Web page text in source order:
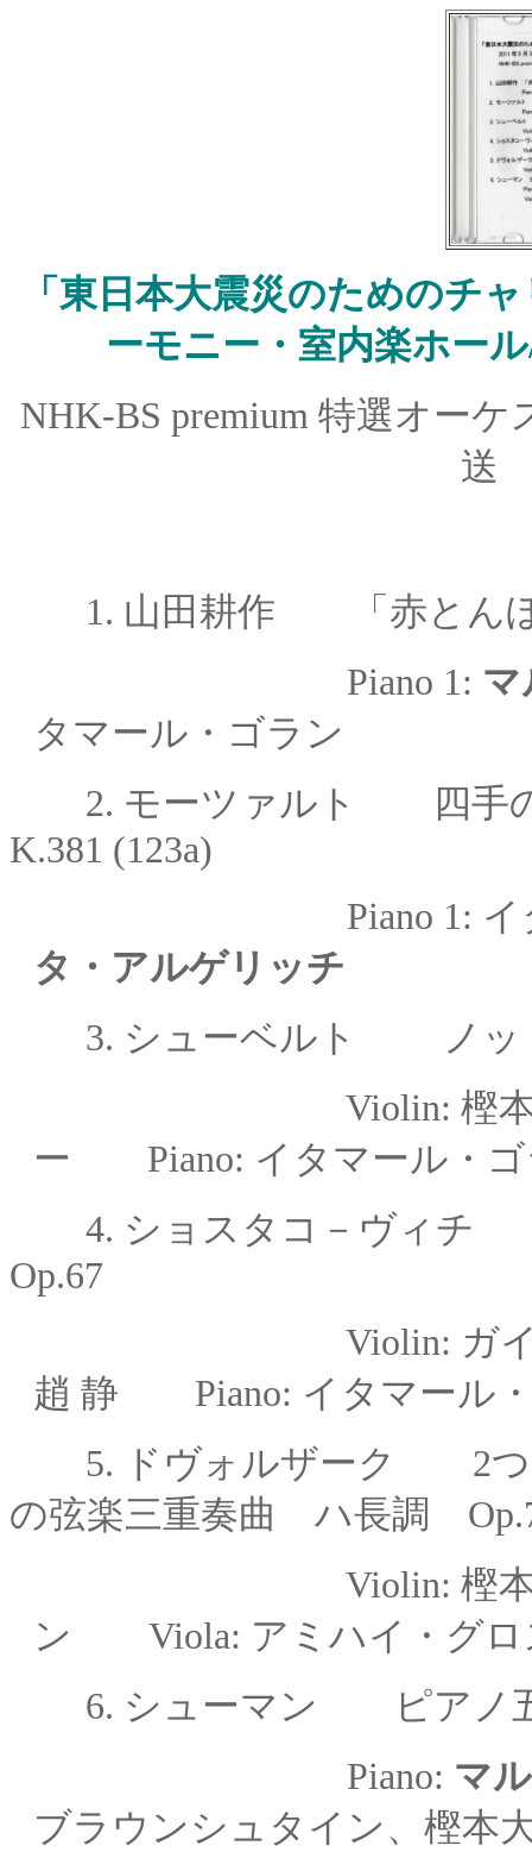
「東日本大震災のためのチ
ーモニー・室内楽ホー
NHK-BS premium 特選オー
送
1. 山田耕作 「赤とん
Piano 1: マ
タマール・ゴラン
2. モーツァルト 四手
K.381 (123a)
Piano 1: イタマー
タ・アルゲリッチ
3. シューベルト ノッ
Violin: 樫本大進
ー Piano: イタマール・ゴ
4. ショスタコ－ヴィ
Op.67
Violin: ガ
趙 静 Piano: イタマール
5. ドヴォルザーク 2
の弦楽三重奏曲 ハ長調
Violin: 樫本大
ン
Viola: アミハイ・グ
6. シューマン ピアノ
Piano: マ
ブラウンシュタイン、 樫本